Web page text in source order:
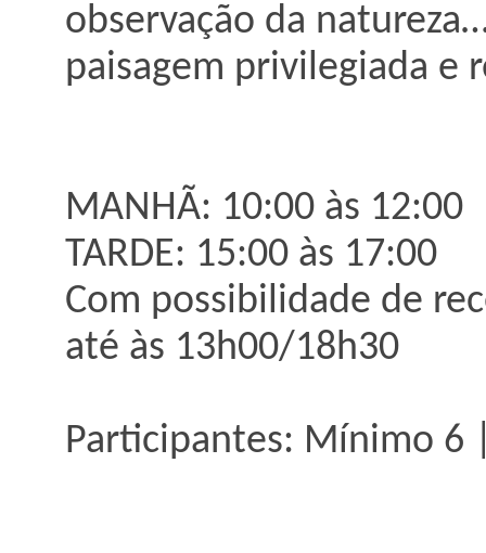
observação da
paisagem privilegiada e
MANHÃ: 10:00 às 12:00
TARDE: 15:00 às 17:00
Com possibilidade de
até às 13h00/18h30
Participantes: Mínimo 6